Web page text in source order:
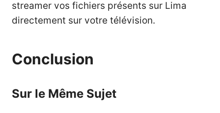
streamer vos fichiers présents sur Lima
directement sur votre télévision.
Conclusion
Sur le Même Sujet